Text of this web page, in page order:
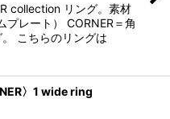
collection リング。素材
プレート） CORNER＝角
こちらのリングは
〉1 wide ring